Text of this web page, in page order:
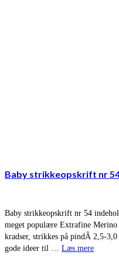
Baby strikkeopskrift nr
Baby strikkeopskrift nr 54
meget populære Extrafine
kradser, strikkes på pindÂ 2,5-
gode ideer til … Læs mere